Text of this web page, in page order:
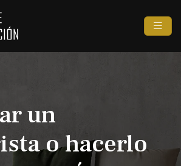
un
o hacerlo